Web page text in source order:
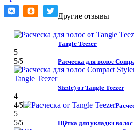
Другие отзывы
Tangle Teezer
5
5/5 Расческа для волос
Sizzle) от Tangle Teezer
4
4/5
5
5/5 Щётка для укладки